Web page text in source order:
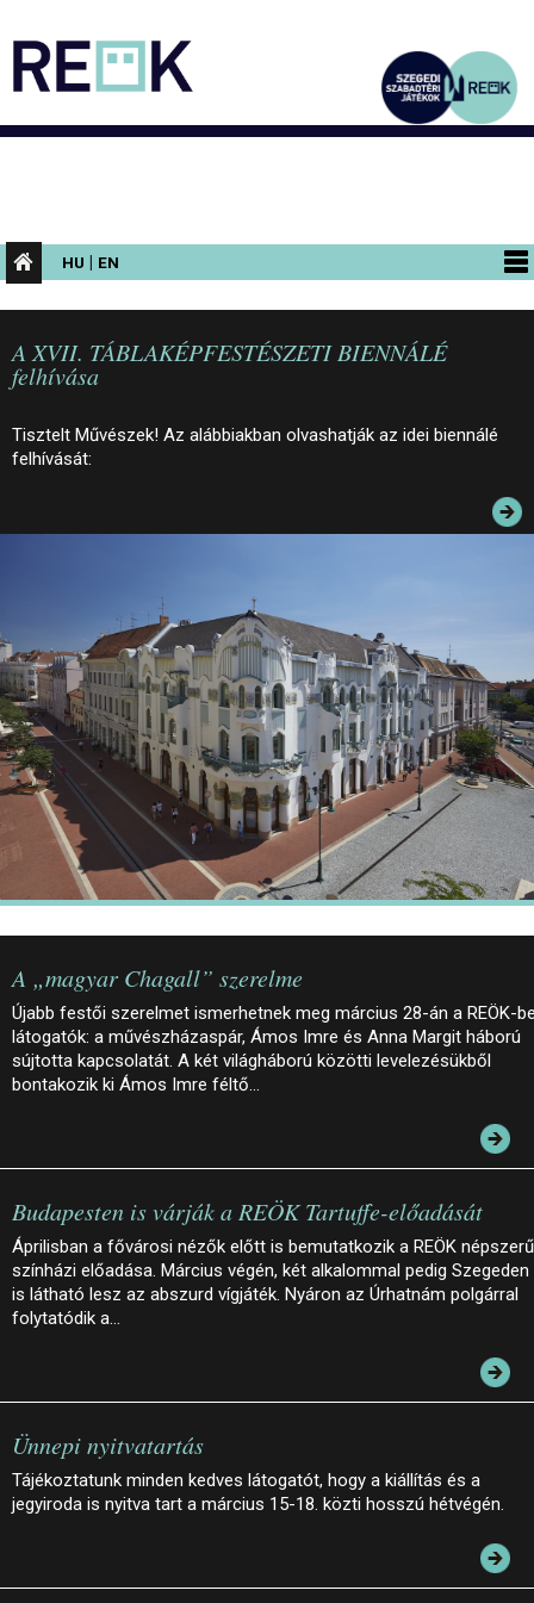
HU | EN
PROGRAMOK
KIÁLLÍTÁSOK
ELÉRHETŐSÉG
PALOTASÉTÁK ÉS VEZETÉSEK
KÖZÉRDEKŰ ADATOK
A XVII. TÁBLAKÉPFESTÉSZETI BIENNÁLÉ
felhívása
Tisztelt Művészek! Az alábbiakban olvashatják az idei biennálé
felhívását:
A „magyar Chagall” szerelme
Újabb festői szerelmet ismerhetnek meg március 28-án a REÖK-
látogatók: a művészházaspár, Ámos Imre és Anna Margit háború
sújtotta kapcsolatát. A két világháború közötti levelezésükből
bontakozik ki Ámos Imre féltő…
Budapesten is várják a REÖK Tartuffe-előadását
Áprilisban a fővárosi nézők előtt is bemutatkozik a REÖK népszerű
színházi előadása. Március végén, két alkalommal pedig Szegeden
is látható lesz az abszurd vígjáték. Nyáron az Úrhatnám polgárral
folytatódik a…
Ünnepi nyitvatartás
Tájékoztatunk minden kedves látogatót, hogy a kiállítás és a
jegyiroda is nyitva tart a március 15-18. közti hosszú hétvégén.